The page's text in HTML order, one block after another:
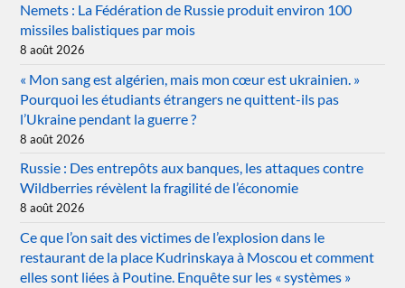
Nemets : La Fédération de Russie produit environ 100
missiles balistiques par mois
8 août 2026
« Mon sang est algérien, mais mon cœur est ukrainien. »
Pourquoi les étudiants étrangers ne quittent-ils pas
l’Ukraine pendant la guerre ?
8 août 2026
Russie : Des entrepôts aux banques, les attaques contre
Wildberries révèlent la fragilité de l’économie
8 août 2026
Ce que l’on sait des victimes de l’explosion dans le
restaurant de la place Kudrinskaya à Moscou et comment
elles sont liées à Poutine. Enquête sur les « systèmes »